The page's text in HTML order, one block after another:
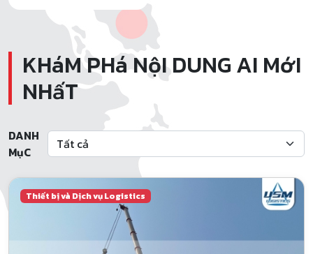
KHáM PHá NộI DUNG AI MớI
NHấT
DANH
MụC
Thiết bị và Dịch vụ Logistics